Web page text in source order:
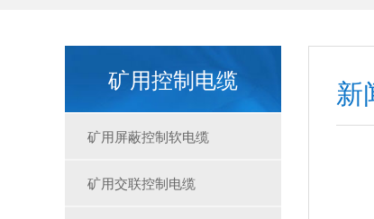
矿用控制电缆
矿用屏蔽控制软电缆
矿用交联控制电缆
新